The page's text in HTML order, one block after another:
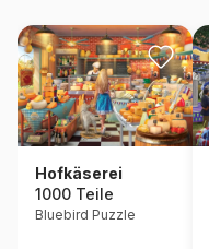
Hofkäserei
1000 Teile
Bluebird Puzzle